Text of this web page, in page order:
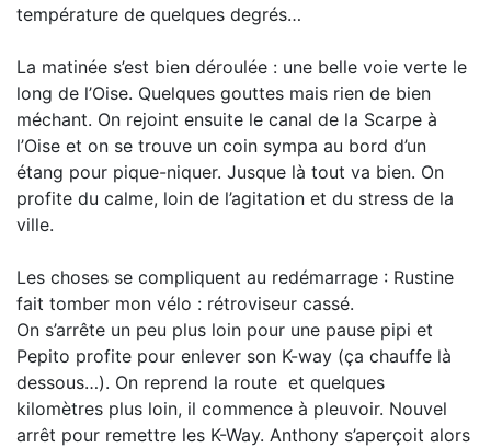
température de quelques degrés…
La matinée s’est bien déroulée : une belle voie verte le
long de l’Oise. Quelques gouttes mais rien de bien
méchant. On rejoint ensuite le canal de la Scarpe à
l’Oise et on se trouve un coin sympa au bord d’un
étang pour pique-niquer. Jusque là tout va bien. On
profite du calme, loin de l’agitation et du stress de la
ville.
Les choses se compliquent au redémarrage : Rustine
fait tomber mon vélo : rétroviseur cassé.
On s’arrête un peu plus loin pour une pause pipi et
Pepito profite pour enlever son K-way (ça chauffe là
dessous…). On reprend la route et quelques
kilomètres plus loin, il commence à pleuvoir. Nouvel
arrêt pour remettre les K-Way. Anthony s’aperçoit alors